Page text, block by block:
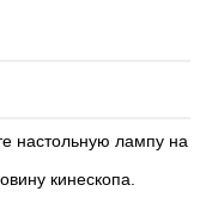
настольную лампу на
кинескопа.